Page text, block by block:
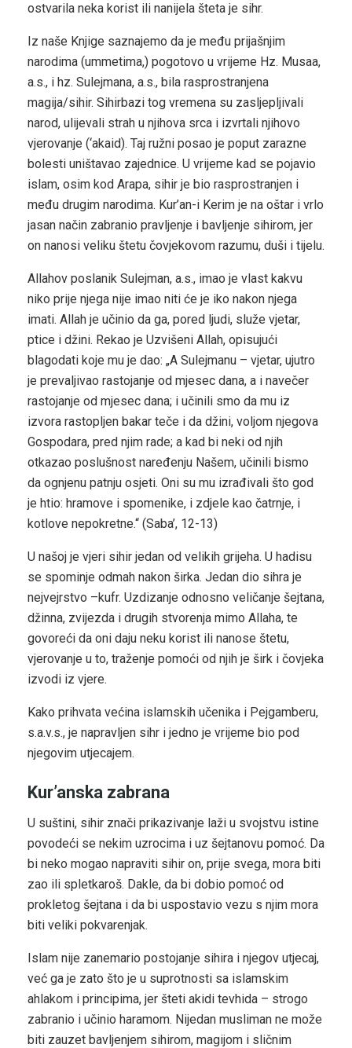
ostvarila neka korist ili nanijela šteta je sihr.
Iz naše Knjige saznajemo da je među prijašnjim
narodima (ummetima,) pogotovo u vrijeme Hz. Musaa,
a.s., i hz. Sulejmana, a.s., bila rasprostranjena
magija/sihir. Sihirbazi tog vremena su zasljepljivali
narod, ulijevali strah u njihova srca i izvrtali njihovo
vjerovanje (‘akaid). Taj ružni posao je poput zarazne
bolesti uništavao zajednice. U vrijeme kad se pojavio
islam, osim kod Arapa, sihir je bio rasprostranjen i
među drugim narodima. Kur’an-i Kerim je na oštar i vrlo
jasan način zabranio pravljenje i bavljenje sihirom, jer
on nanosi veliku štetu čovjekovom razumu, duši i tijelu.
Allahov poslanik Sulejman, a.s., imao je vlast kakvu
niko prije njega nije imao niti će je iko nakon njega
imati. Allah je učinio da ga, pored ljudi, služe vjetar,
ptice i džini. Rekao je Uzvišeni Allah, opisujući
blagodati koje mu je dao: „A Sulejmanu – vjetar, ujutro
je prevaljivao rastojanje od mjesec dana, a i navečer
rastojanje od mjesec dana; i učinili smo da mu iz
izvora rastopljen bakar teče i da džini, voljom njegova
Gospodara, pred njim rade; a kad bi neki od njih
otkazao poslušnost naređenju Našem, učinili bismo
da ognjenu patnju osjeti. Oni su mu izrađivali što god
je htio: hramove i spomenike, i zdjele kao čatrnje, i
kotlove nepokretne.“ (Saba’, 12-13)
U našoj je vjeri sihir jedan od velikih grijeha. U hadisu
se spominje odmah nakon širka. Jedan dio sihra je
nejvejrstvo –kufr. Uzdizanje odnosno veličanje šejtana,
džinna, zvijezda i drugih stvorenja mimo Allaha, te
govoreći da oni daju neku korist ili nanose štetu,
vjerovanje u to, traženje pomoći od njih je širk i čovjeka
izvodi iz vjere.
Kako prihvata većina islamskih učenika i Pejgamberu,
s.a.v.s., je napravljen sihr i jedno je vrijeme bio pod
njegovim utjecajem.
Kur’anska zabrana
U suštini, sihir znači prikazivanje laži u svojstvu istine
povodeći se nekim uzrocima i uz šejtanovu pomoć. Da
bi neko mogao napraviti sihir on, prije svega, mora biti
zao ili spletkaroš. Dakle, da bi dobio pomoć od
prokletog šejtana i da bi uspostavio vezu s njim mora
biti veliki pokvarenjak.
Islam nije zanemario postojanje sihira i njegov utjecaj,
već ga je zato što je u suprotnosti sa islamskim
ahlakom i principima, jer šteti akidi tevhida – strogo
zabranio i učinio haramom. Nijedan musliman ne može
biti zauzet bavljenjem sihirom, magijom i sličnim